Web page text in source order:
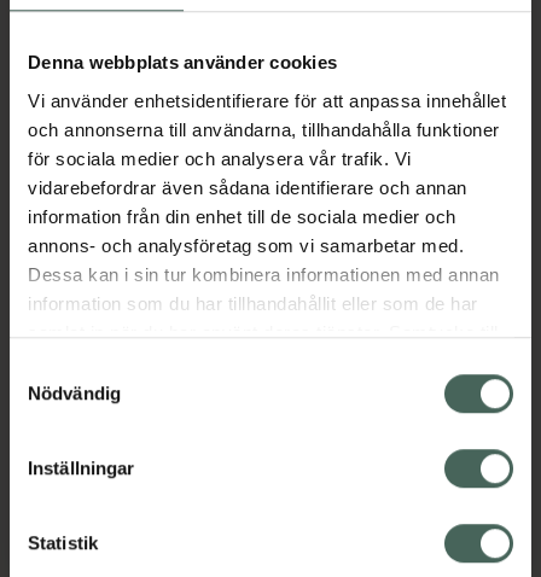
Denna webbplats använder cookies
Vi använder enhetsidentifierare för att anpassa innehållet
och annonserna till användarna, tillhandahålla funktioner
för sociala medier och analysera vår trafik. Vi
vidarebefordrar även sådana identifierare och annan
information från din enhet till de sociala medier och
annons- och analysföretag som vi samarbetar med.
Dessa kan i sin tur kombinera informationen med annan
information som du har tillhandahållit eller som de har
samlat in när du har använt deras tjänster. Samtycke till
återkalla ditt samtycke via webbplatsens
cookieinställningar. Ett återkallat samtycke påverkar inte
lagligheten av behandling som skett innan återkallelsen.
Nödvändig
Inställningar
Statistik
09:00-17:00
Stängt:12:30-13:30
Måndag 09:00-17:00 , stängt: 12:30
Tisdag 09:00 -17:00, stängt: 12:30-13:30
Onsdag Stängt
Torsdag 09:00-17:00, stängt: 12:30-13:30
Fredag - 13:30
Lördag